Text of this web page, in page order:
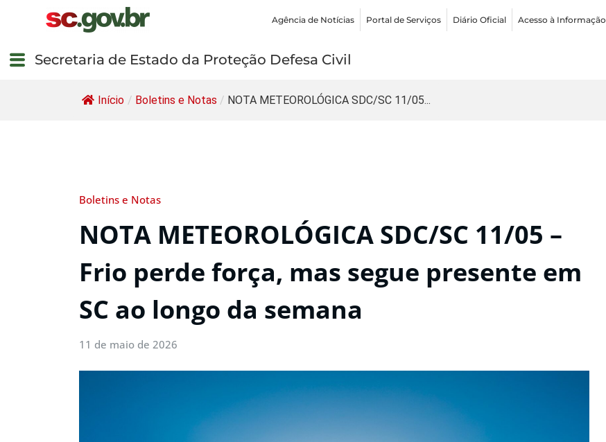
Agência de Notícias Portal de Serviços Diário Oficial Acesso à Informação
Secretaria de Estado da Proteção Defesa Civil
Início / Boletins e Notas / NOTA METEOROLÓGICA SDC/SC 11/05...
Boletins e Notas
NOTA METEOROLÓGICA SDC/SC 11/05 –
Frio perde força, mas segue presente em
SC ao longo da semana
11 de maio de 2026